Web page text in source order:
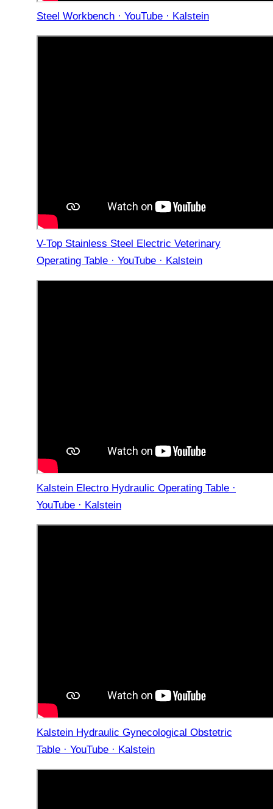
Steel Workbench · YouTube · Kalstein
V-Top Stainless Steel Electric Veterinary
Operating Table · YouTube · Kalstein
Kalstein Electro Hydraulic Operating Table ·
YouTube · Kalstein
Kalstein Hydraulic Gynecological Obstetric
Table · YouTube · Kalstein